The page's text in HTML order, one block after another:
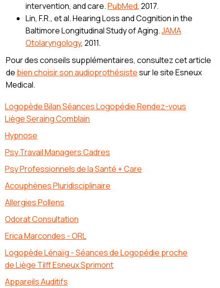
intervention, and care.PubMed, 2017.
Lin, F.R., et al. Hearing Loss and Cognition in the
Baltimore Longitudinal Study of Aging.JAMA
Otolaryngology, 2011.
Pour des conseils supplémentaires, consultez cet article
de bien choisir son audioprothésistesur le site Esneux
Medical.
Logopède Bilan Séances Logopédie Rendez-vous
Liège Seraing Comblain
Hypnose
Psy Travail Managers Cadres
Psy Professionnels de la Santé + Care
Acouphènes Pluridisciplinaire
Allergies Pollens
Odorat Consultation
Erica Marcondes - ORL
Logopède Lénaïg - Séances de Logopédie proche
de Liège Tilff Esneux Sprimont
Appareils Auditifs